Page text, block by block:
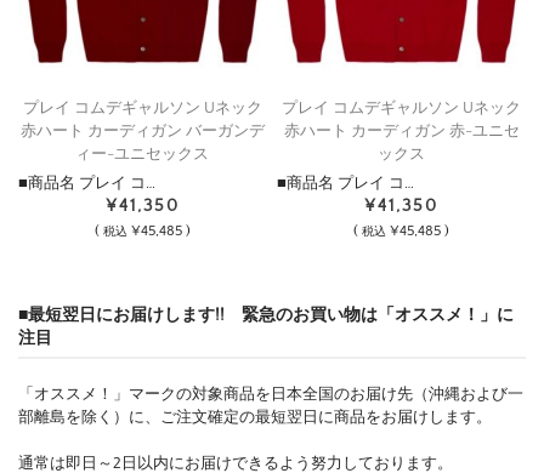
プレイ コムデギャルソン Uネック
赤ハート カーディガン バーガンデ
ィー-ユニセックス
■商品名 プレイ コ…
¥41,350
( 税込 ¥45,485 )
プレイ コムデギャルソン Uネック
赤ハート カーディガン 赤-ユニセ
ックス
■商品名 プレイ コ…
¥41,350
(税込 ¥45,485 )
■最短翌日にお届けします!! 緊急のお買い物は「オススメ！」に
注目
「オススメ！」マークの対象商品を日本全国のお届け先（沖縄および一
部離島を除く）に、ご注文確定の最短翌日に商品をお届けします。
通常は即日～2日以内にお届けできるよう努力しております。